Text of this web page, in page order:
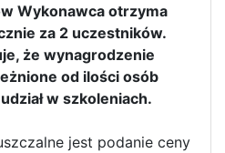
Wykonawca otrzyma
za 2 uczestników.
że wynagrodzenie
od ilości osób
w szkoleniach.
jest podanie ceny